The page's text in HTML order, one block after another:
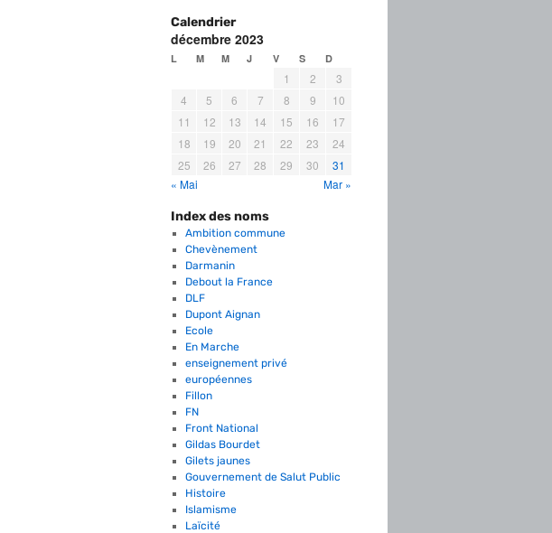
Calendrier
décembre 2023
L M M J V S D
1 2
3
4
5 6 7 8 9
10
11
12 13 14 15 16
17
18
19 20 21 22 23
24
25
26 27 28 29 30
31
« Mai
Mar »
Index des noms
Ambition commune
Chevènement
Darmanin
Debout la France
DLF
Dupont Aignan
Ecole
En Marche
enseignement privé
européennes
Fillon
FN
Front National
Gildas Bourdet
Gilets jaunes
Gouvernement de Salut Public
Histoire
Islamisme
Laïcité